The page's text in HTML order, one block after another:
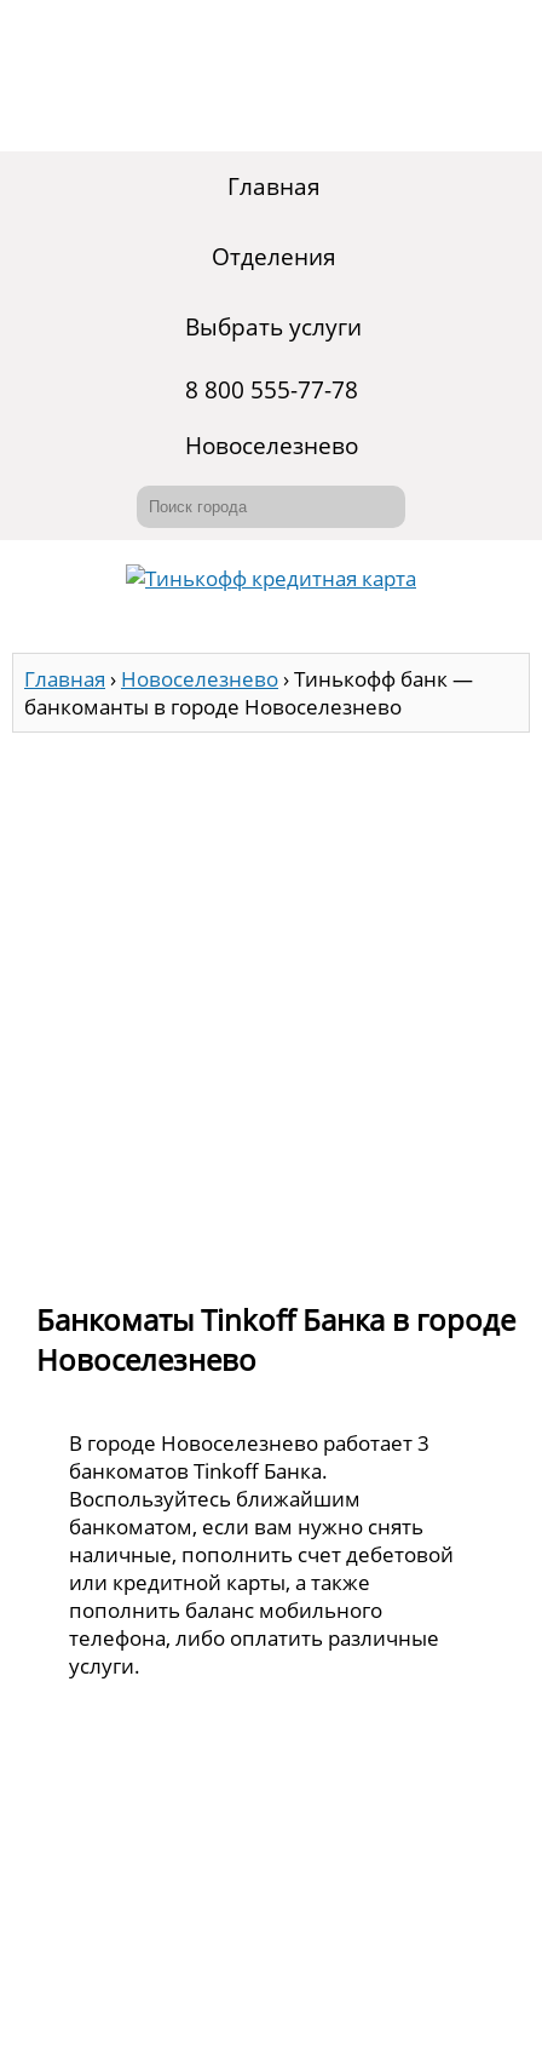
Главная
Отделения
Выбрать услуги
8 800 555-77-78
Новоселезнево
Главная › Новоселезнево›Тинькофф банк —
банкоманты в городе Новоселезнево
Банкоматы Tinkoff Банка в городе
Новоселезнево
В городе Новоселезнево работает 3
банкоматов Tinkoff Банка.
Воспользуйтесь ближайшим
банкоматом, если вам нужно снять
наличные, пополнить счет дебетовой
или кредитной карты, а также
пополнить баланс мобильного
телефона, либо оплатить различные
услуги.